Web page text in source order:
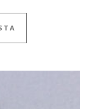
Tällä tuotteella